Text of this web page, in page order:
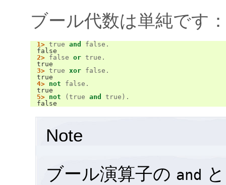
ブール代数は単純です
1> true and false .
false
2> false or true .
true
3> true xor false .
true
4> not false .
true
5> not ( true and true ).
false
Note
ブール演算子の and